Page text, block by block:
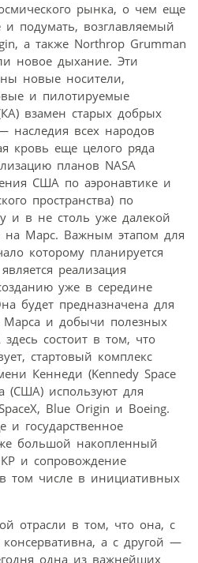
рынка, о чем еще
подумать, возглавляемый
а также Northrop Grumman
новое дыхание. Эти
новые носители,
и пилотируемые
взамен старых добрых
наследия всех народов
кровь еще целого ряда
планов NASA
США по аэронавтике и
пространства) по
и в не столь уже далекой
на Марс. Важным этапом для
которому планируется
реализация
уже в середине
будет предназначена для
Марса и добычи полезных
состоит в том, что
стартовый комплекс
Кеннеди (Kennedy Space
(США) используют для
Blue Origin и Boeing.
государственное
большой накопленный
и сопровождение
том числе в инициативных
отрасли в том, что она, с
а с другой —
одна из важнейших